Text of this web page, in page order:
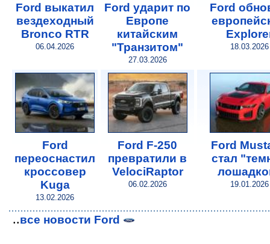
Ford выкатил
вездеходный
Bronco RTR
06.04.2026
Ford ударит по
Европе
китайским
"Транзитом"
27.03.2026
Ford
18.03.2026
Ford
переоснастил
кроссовер
Kuga
13.02.2026
Ford F-250
превратили в
VelociRaptor
06.02.2026
Ford
стал
19.01.2026
..все новости Ford